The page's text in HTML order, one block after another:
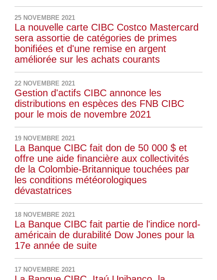
25 NOVEMBRE 2021
La nouvelle carte CIBC Costco Mastercard
sera assortie de catégories de primes
bonifiées et d'une remise en argent
améliorée sur les achats courants
22 NOVEMBRE 2021
Gestion d'actifs CIBC annonce les
distributions en espèces des FNB CIBC
pour le mois de novembre 2021
19 NOVEMBRE 2021
La Banque CIBC fait don de 50 000 $ et
offre une aide financière aux collectivités
de la Colombie-Britannique touchées par
les conditions météorologiques
dévastatrices
18 NOVEMBRE 2021
La Banque CIBC fait partie de l'indice nord-
américain de durabilité Dow Jones pour la
17e année de suite
17 NOVEMBRE 2021